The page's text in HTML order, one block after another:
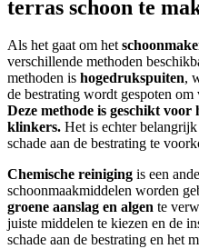
terras schoon te
Als het gaat om het
verschillende methoden
methoden is hogedrukspuiten,
de bestrating wordt gespoten
Deze methode is geschikt voor
klinkers. Het is echter
schade aan de bestrating te
Chemische reiniging is een
schoonmaakmiddelen worden
groene aanslag en algen te
juiste middelen te kiezen en de
schade aan de bestrating en het